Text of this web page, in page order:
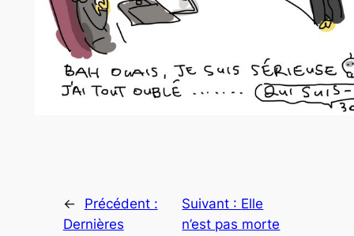
←
Précédent :
Dernières
Suivant : Elle
n’est pas morte